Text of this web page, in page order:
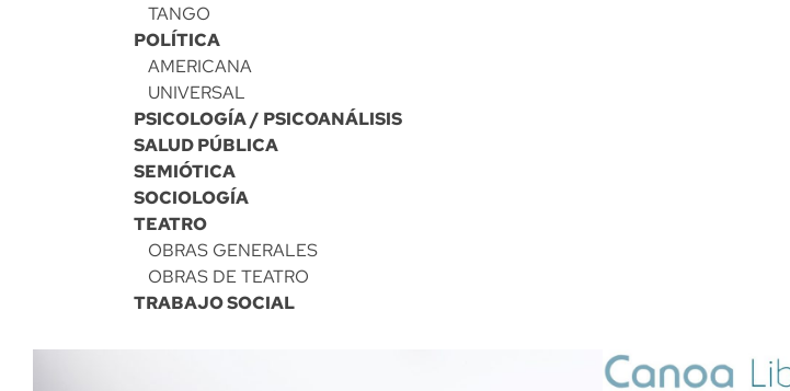
TANGO
POLÍTICA
AMERICANA
UNIVERSAL
PSICOLOGÍA / PSICOANÁLISIS
SALUD PÚBLICA
SEMIÓTICA
SOCIOLOGÍA
TEATRO
OBRAS GENERALES
OBRAS DE TEATRO
TRABAJO SOCIAL